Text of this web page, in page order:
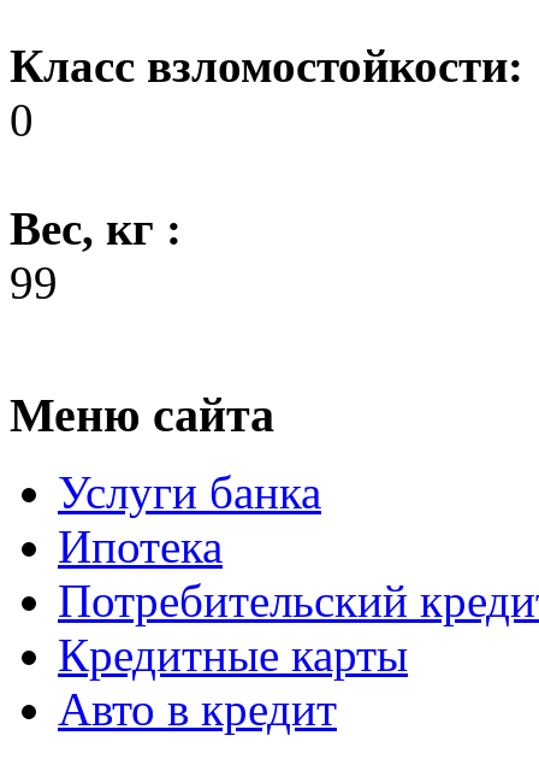
Класс взломостойкости:
0
Вес, кг :
99
Меню сайта
Услуги банка
Ипотека
Потребительский
Кредитные карты
Авто в кредит